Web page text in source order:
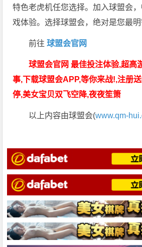
特色老虎机任您选择。加入球盟会
戏体验。选择球盟会，绝对是您最
前往 球盟会官网
球盟会官网 最佳投注体验,超高
事,下载球盟会APP,等你来战!,注册
停,美女宝贝双飞空降,夜夜笙箫
以上内容由球盟会(www.qm-